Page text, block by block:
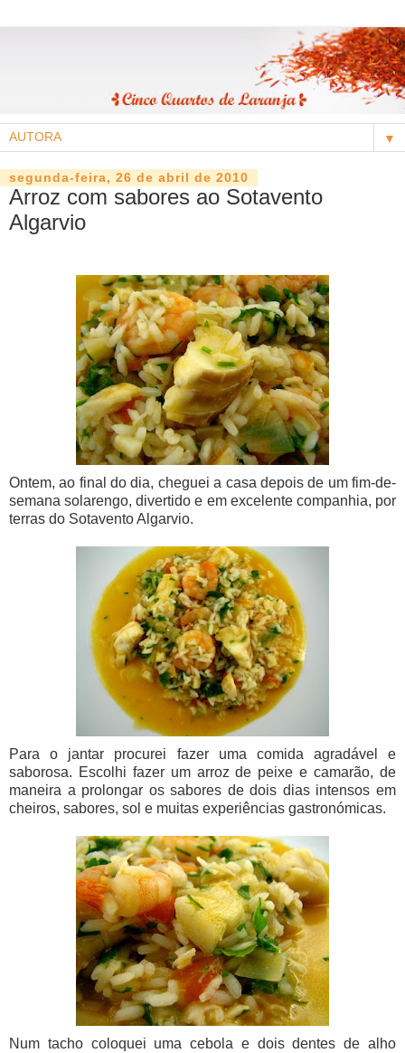
▼
segunda-feira, 26 de abril de 2010
Arroz com sabores ao Sotavento
Algarvio
Ontem, ao final do dia, cheguei a casa depois de um fim-de-
semana solarengo, divertido e em excelente companhia, por
terras do Sotavento Algarvio.
Para o jantar procurei fazer uma comida agradável e
saborosa. Escolhi fazer um arroz de peixe e camarão, de
maneira a prolongar os sabores de dois dias intensos em
cheiros, sabores, sol e muitas experiências gastronómicas.
Num tacho coloquei uma cebola e dois dentes de alho